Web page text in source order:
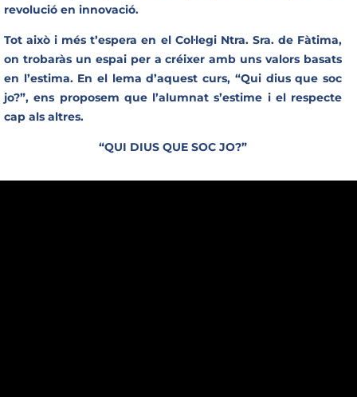
revolució en innovació.
Tot això i més t’espera en el Col·legi Ntra. Sra. de Fàtima,
on trobaràs un espai per a créixer amb uns valors basats
en l’estima. En el lema d’aquest curs, “Qui dius que soc
jo?”, ens proposem que l’alumnat s’estime i el respecte
cap als altres.
“QUI DIUS QUE SOC JO?”